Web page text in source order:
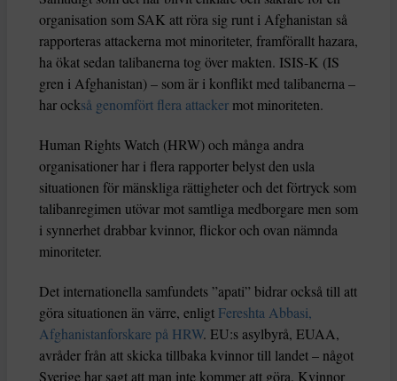
organisation som SAK att röra sig runt i Afghanistan så
rapporteras attackerna mot minoriteter, framförallt hazara,
ha ökat sedan talibanerna tog över makten. ISIS-K (IS
gren i Afghanistan) – som är i konflikt med talibanerna –
har också genomfört flera attacker mot minoriteten.
Human Rights Watch (HRW) och många andra
organisationer har i flera rapporter belyst den usla
situationen för mänskliga rättigheter och det förtryck som
talibanregimen utövar mot samtliga medborgare men som
i synnerhet drabbar kvinnor, flickor och ovan nämnda
minoriteter.
Det internationella samfundets ”apati” bidrar också till att
göra situationen än värre, enligt Fereshta Abbasi,
Afghanistanforskare på HRW. EU:s asylbyrå, EUAA,
avråder från att skicka tillbaka kvinnor till landet – något
Sverige har sagt att man inte kommer att göra. Kvinnor